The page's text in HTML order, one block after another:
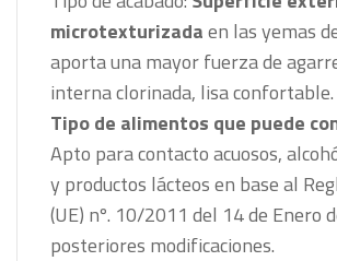
microtexturizadaen las yemas
aporta una mayor fuerza de
interna clorinada, lisa confortable.
Tipo de alimentos que puede
Apto para contacto acuosos,
y productos lácteos en base al
(UE) nº. 10/2011 del 14 de Enero
posteriores modificaciones.